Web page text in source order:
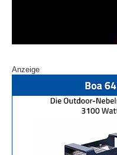
Anzeige